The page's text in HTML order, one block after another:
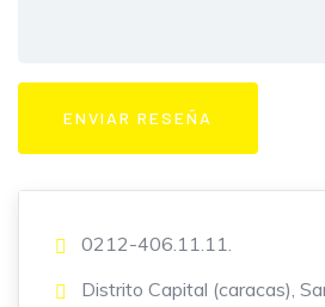
0212-406.11.11.
Distrito Capital (caracas),